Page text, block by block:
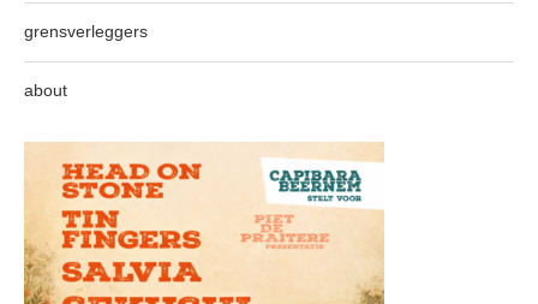
grensverleggers
about